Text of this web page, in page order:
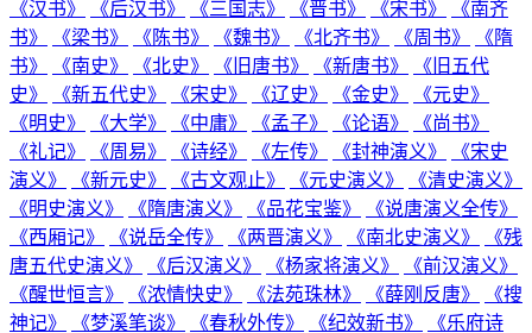
《汉书》
《后汉书》 《三国志》 《晋书》 《宋书》
《南齐
书》
《梁书》 《陈书》 《魏书》 《北齐书》 《周书》
《隋
书》
《南史》 《北史》 《旧唐书》 《新唐书》
《旧五代
史》
《新五代史》 《宋史》 《辽史》 《金史》
《元史》
《明史》
《大学》 《中庸》 《孟子》 《论语》
《尚书》
《礼记》
《周易》 《诗经》 《左传》 《封神演义》
《宋史
演义》
《新元史》 《古文观止》 《元史演义》
《清史演义》
《明史演义》
《隋唐演义》 《品花宝鉴》
《说唐演义全传》
《西厢记》
《说岳全传》 《两晋演义》 《南北史演义》
《残
唐五代史演义》
《后汉演义》 《杨家将演义》
《前汉演义》
《醒世恒言》
《浓情快史》 《法苑珠林》 《薛刚反唐》
《搜
神记》
《梦溪笔谈》 《春秋外传》 《纪效新书》
《乐府诗